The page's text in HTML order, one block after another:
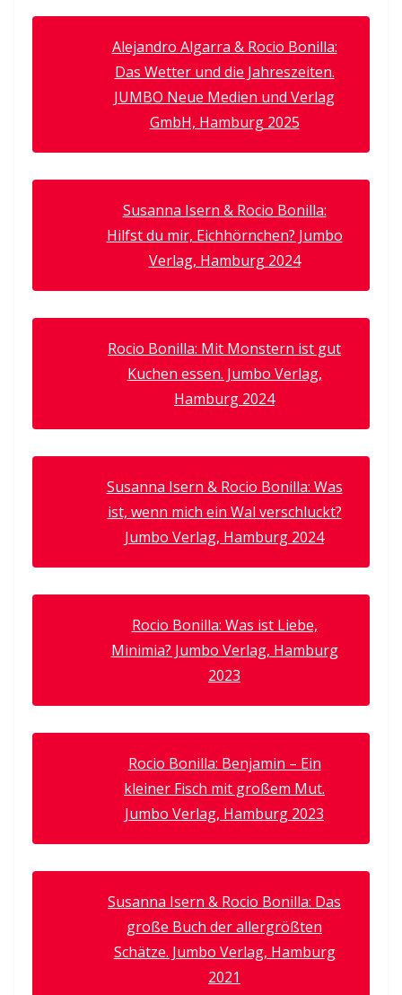
Alejandro Algarra & Rocio Bonilla:
Das Wetter und die Jahreszeiten.
JUMBO Neue Medien und Verlag
GmbH, Hamburg 2025
Susanna Isern & Rocio Bonilla:
Hilfst du mir, Eichhörnchen? Jumbo
Verlag, Hamburg 2024
Rocio Bonilla: Mit Monstern ist gut
Kuchen essen. Jumbo Verlag,
Hamburg 2024
Susanna Isern & Rocio Bonilla: Was
ist, wenn mich ein Wal verschluckt?
Jumbo Verlag, Hamburg 2024
Rocio Bonilla: Was ist Liebe,
Minimia? Jumbo Verlag, Hamburg
2023
Rocio Bonilla: Benjamin – Ein
kleiner Fisch mit großem Mut.
Jumbo Verlag, Hamburg 2023
Susanna Isern & Rocio Bonilla: Das
große Buch der allergrößten
Schätze. Jumbo Verlag, Hamburg
2021